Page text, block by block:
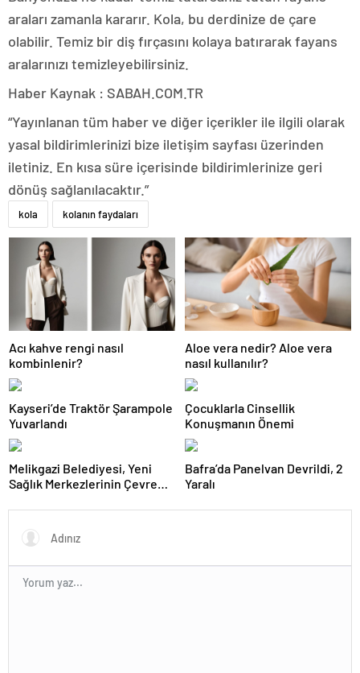
araları zamanla kararır. Kola, bu derdinize de çare
olabilir. Temiz bir diş fırçasını kolaya batırarak fayans
aralarınızı temizleyebilirsiniz.
Haber Kaynak : SABAH.COM.TR
“Yayınlanan tüm haber ve diğer içerikler ile ilgili olarak
yasal bildirimlerinizi bize iletişim sayfası üzerinden
iletiniz. En kısa süre içerisinde bildirimlerinize geri
dönüş sağlanılacaktır.”
kola kolanın faydaları
Acı kahve rengi nasıl
kombinlenir?
Aloe vera nedir? Aloe vera
nasıl kullanılır?
Kayseri’de Traktör Şarampole
Yuvarlandı
Çocuklarla Cinsellik
Konuşmanın Önemi
Melikgazi Belediyesi, Yeni
Sağlık Merkezlerinin Çevre
Bafra’da Panelvan Devrildi, 2
Yaralı